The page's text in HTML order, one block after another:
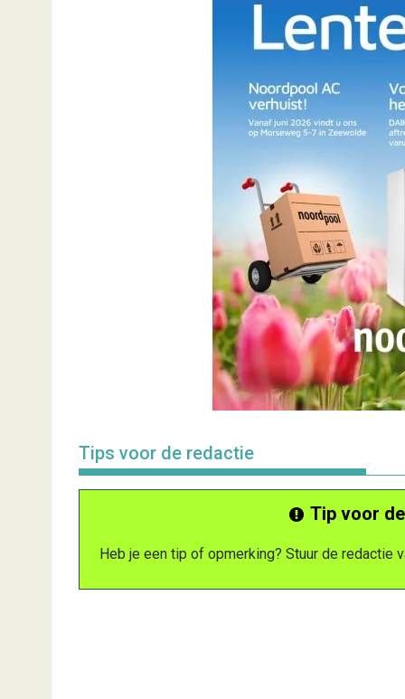
Tips voor de redactie
Tip voor
Heb je een tip of opmerking? Stuur de redactie